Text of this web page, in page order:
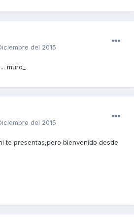
del 2015
muro_
del 2015
te presentas,pero bienvenido desde